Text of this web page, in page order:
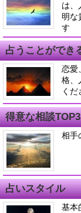
は、
明な
す
占うことができ
恋愛
格、
くだ
得意な相談TOP3
相
占いスタイル
基本